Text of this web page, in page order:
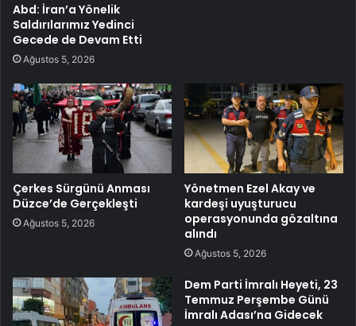
Abd: İran’a Yönelik
Saldırılarımız Yedinci
Gecede de Devam Etti
Ağustos 5, 2026
Çerkes Sürgünü Anması
Düzce’de Gerçekleşti
Ağustos 5, 2026
Yönetmen Ezel Akay ve
kardeşi uyuşturucu
operasyonunda gözaltına
alındı
Ağustos 5, 2026
Dem Parti İmralı Heyeti, 23
Temmuz Perşembe Günü
İmralı Adası’na Gidecek